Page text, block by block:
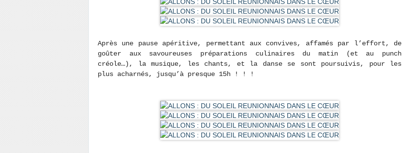
Après une pause apéritive, permettant aux convives, affamés par l’effort, de
goûter aux savoureuses préparations culinaires du matin (et au punch
créole…), la musique, les chants, et la danse se sont poursuivis, pour les
plus acharnés, jusqu’à presque 15h ! ! !